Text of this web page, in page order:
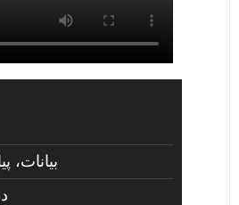
بیانات،